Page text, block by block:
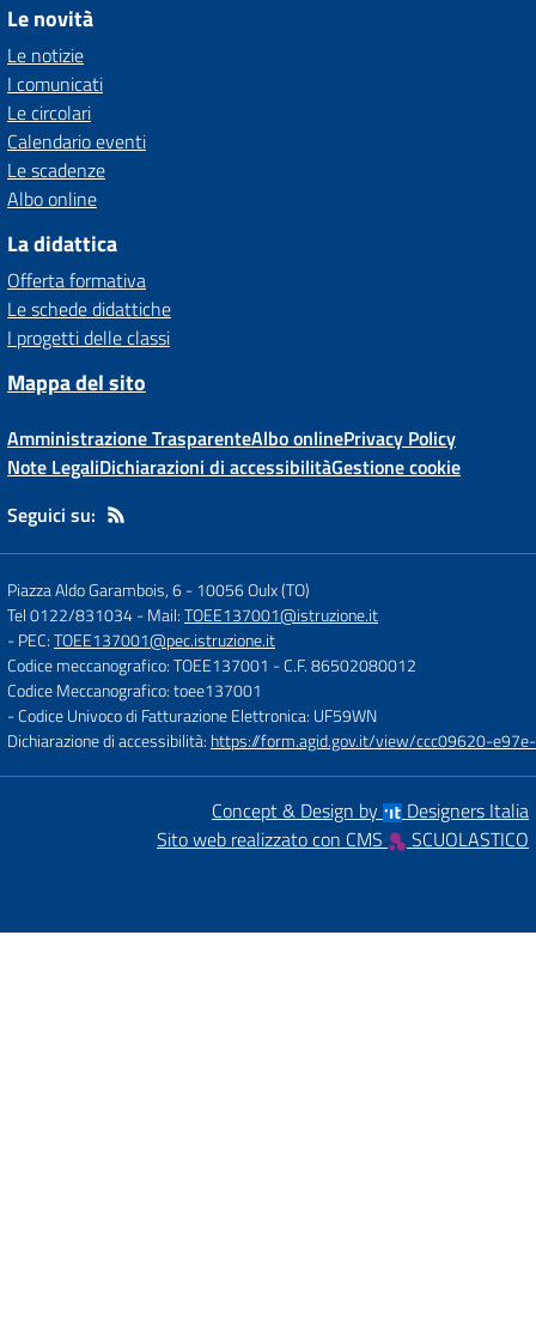
Le novità
Le notizie
I comunicati
Le circolari
Calendario eventi
Le scadenze
Albo online
La didattica
Offerta formativa
Le schede didattiche
I progetti delle classi
Mappa del sito
Amministrazione TrasparenteAlbo onlinePrivacy Policy
Note LegaliDichiarazioni di accessibilitàGestione cookie
Seguici su:
Piazza Aldo Garambois, 6-10056 Oulx (TO)
Tel 0122/831034- Mail:TOEE137001@istruzione.it
- PEC:TOEE137001@pec.istruzione.it
Codice meccanografico: TOEE137001 - C.F. 86502080012
Codice Meccanografico: toee137001
- Codice Univoco di Fatturazione Elettronica: UF59WN
Dichiarazione di accessibilità: https://form.agid.gov.it/view/ccc09620-
Concept & Design by
Designers Italia
Sito web realizzato con CMS
SCUOLASTICO